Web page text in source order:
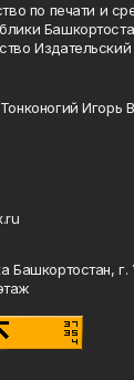
по печати и
Игорь
Башкортостан, г.